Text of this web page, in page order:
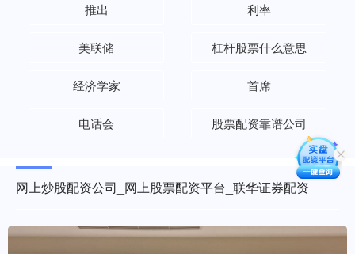
推出 利率
美联储 杠杆股票什么意思
经济学家 首席
电话会 股票配资靠谱公司
网上炒股配资公司_网上股票配资平台_联华证券配资